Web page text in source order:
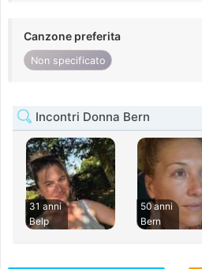
Canzone preferita
Non specificato
Incontri Donna Bern
31 anni
Belp
50 anni
Bern